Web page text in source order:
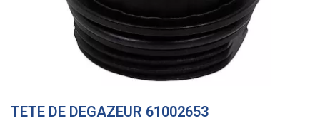
TETE DE DEGAZEUR 61002653